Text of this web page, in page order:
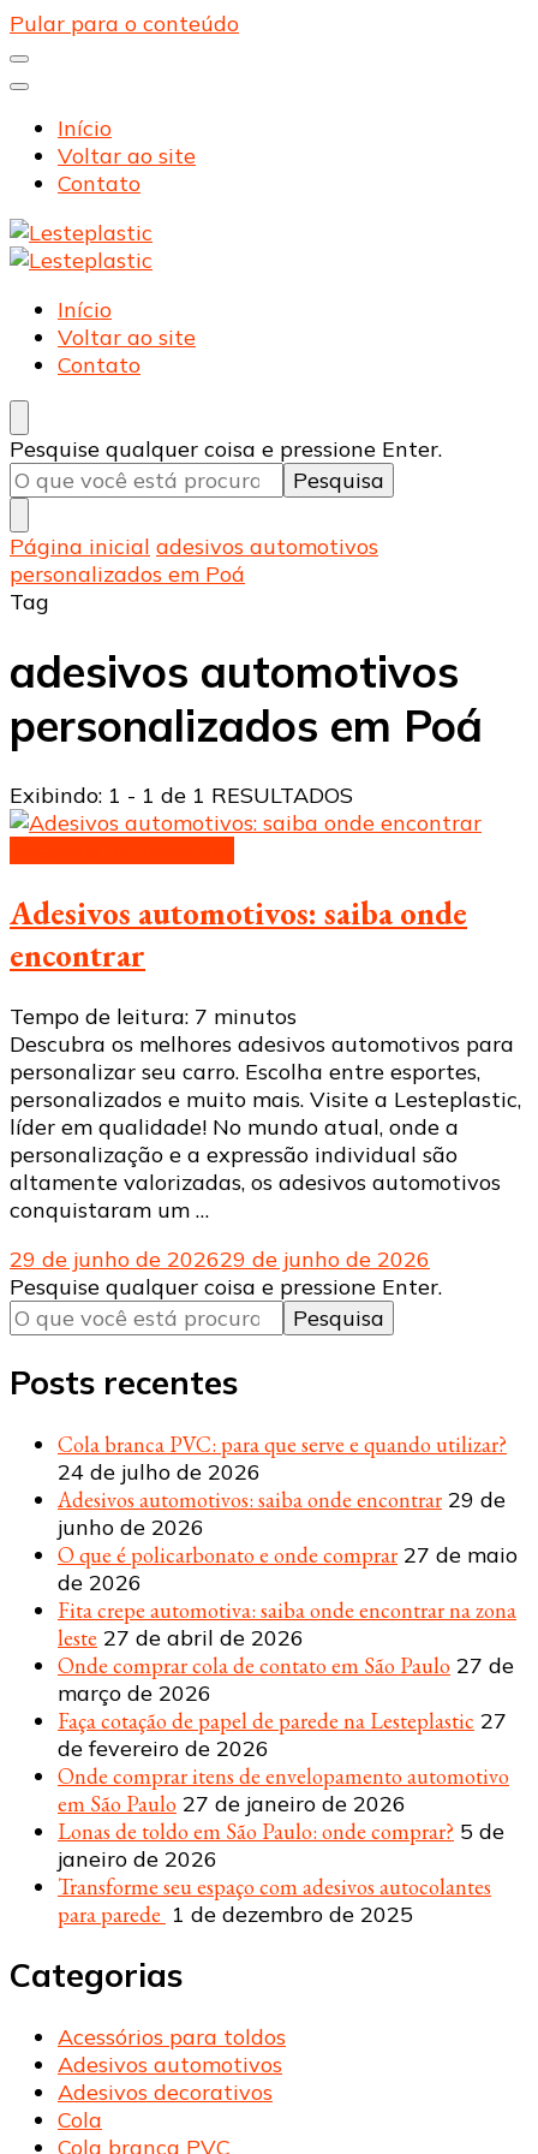
Pular para o conteúdo
Início
Voltar ao site
Contato
Lesteplastic
Blog – Lesteplastic
Lesteplastic
Blog – Lesteplastic
Início
Voltar ao site
Contato
Procurando
algo?
Pesquise qualquer coisa e pressione Enter.
Página inicial adesivos automotivos
personalizados em Poá
Tag
adesivos automotivos
personalizados em Poá
Exibindo: 1 - 1 de 1 RESULTADOS
Adesivos automotivos: saiba onde
encontrar
Tempo de leitura: 7 minutos
Descubra os melhores adesivos automotivos para
personalizar seu carro. Escolha entre esportes,
personalizados e muito mais. Visite a Lesteplastic,
líder em qualidade! No mundo atual, onde a
personalização e a expressão individual são
altamente valorizadas, os adesivos automotivos
conquistaram um …
29 de junho de 202629 de junho de 2026
Procurando
algo?
Pesquise qualquer coisa e pressione Enter.
Posts recentes
Cola branca PVC: para que serve e quando utilizar?
24 de julho de 2026
Adesivos automotivos: saiba onde encontrar 29 de
junho de 2026
O que é policarbonato e onde comprar 27 de maio
de 2026
Fita crepe automotiva: saiba onde encontrar na zona
leste 27 de abril de 2026
Onde comprar cola de contato em São Paulo 27 de
março de 2026
Faça cotação de papel de parede na Lesteplastic 27
de fevereiro de 2026
Onde comprar itens de envelopamento automotivo
em São Paulo 27 de janeiro de 2026
Lonas de toldo em São Paulo: onde comprar? 5 de
janeiro de 2026
Transforme seu espaço com adesivos autocolantes
para parede 1 de dezembro de 2025
Categorias
Acessórios para toldos
Adesivos automotivos
Adesivos decorativos
Cola
Cola branca PVC